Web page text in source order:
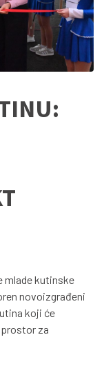
mlade kutinske
novoizgrađeni
koji će
za